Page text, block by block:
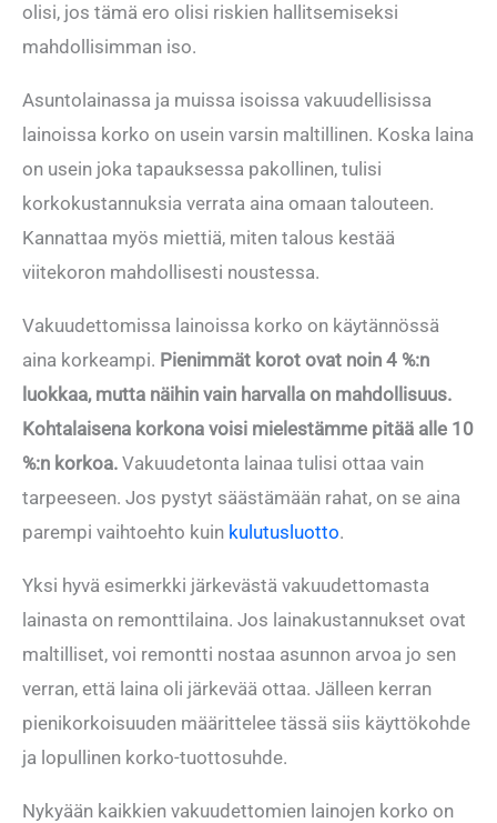
olisi, jos tämä ero olisi riskien hallitsemiseksi
mahdollisimman iso.
Asuntolainassa ja muissa isoissa vakuudellisissa
lainoissa korko on usein varsin maltillinen. Koska laina
on usein joka tapauksessa pakollinen, tulisi
korkokustannuksia verrata aina omaan talouteen.
Kannattaa myös miettiä, miten talous kestää
viitekoron mahdollisesti noustessa.
Vakuudettomissa lainoissa korko on käytännössä
aina korkeampi. Pienimmät korot ovat noin 4 %:n
luokkaa, mutta näihin vain harvalla on mahdollisuus.
Kohtalaisena korkona voisi mielestämme pitää alle 10
%:n korkoa. Vakuudetonta lainaa tulisi ottaa vain
tarpeeseen. Jos pystyt säästämään rahat, on se aina
parempi vaihtoehto kuin kulutusluotto.
Yksi hyvä esimerkki järkevästä vakuudettomasta
lainasta on remonttilaina. Jos lainakustannukset ovat
maltilliset, voi remontti nostaa asunnon arvoa jo sen
verran, että laina oli järkevää ottaa. Jälleen kerran
pienikorkoisuuden määrittelee tässä siis käyttökohde
ja lopullinen korko-tuottosuhde.
Nykyään kaikkien vakuudettomien lainojen korko on